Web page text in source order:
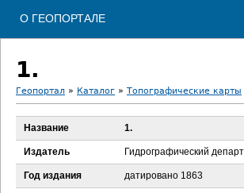
О ГЕОПОРТАЛЕ
1.
В
ы
Геопортал » Каталог » Топографические карты
Название 1.
Издатель Гидрографический
Год издания датировано 1863